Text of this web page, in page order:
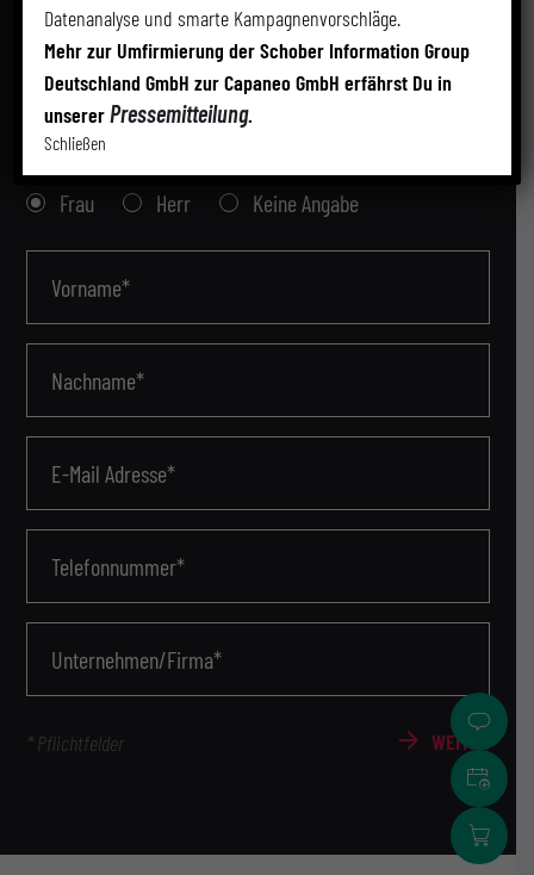
Fülle einfach das Formular mit Deinen Daten und Deinem
Anliegen aus. Wir melden uns umgehend bei Dir.
Frau
Herr Keine Angabe
Vorname*
Nachname*
E-Mail Adresse*
Telefonnummer*
Unternehmen/Firma*
* Pflichtfelder
WEITER
Datenanalyse und smarte Kampagnenvorschläge.
Mehr zur Umfirmierung der Schober Information Group
Deutschland GmbH zur Capaneo GmbH erfährst Du in
unsererPressemitteilung.
Schließen